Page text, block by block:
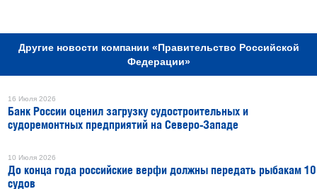
Другие новости компании «Правительство Российской
Федерации»
16 Июля 2026
Банк России оценил загрузку судостроительных и
судоремонтных предприятий на Северо-Западе
10 Июля 2026
До конца года российские верфи должны передать рыбакам 10
судов